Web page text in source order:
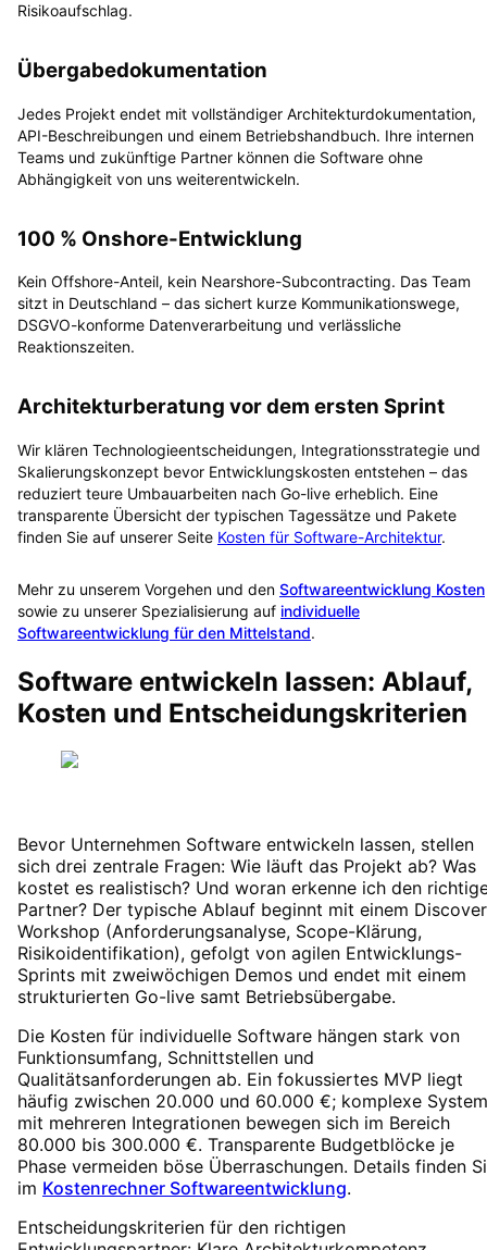
Risikoaufschlag.
Übergabedokumentation
Jedes Projekt endet mit vollständiger Architekturdokumentation,
API-Beschreibungen und einem Betriebshandbuch. Ihre internen
Teams und zukünftige Partner können die Software ohne
Abhängigkeit von uns weiterentwickeln.
100 % Onshore-Entwicklung
Kein Offshore-Anteil, kein Nearshore-Subcontracting. Das Team
sitzt in Deutschland – das sichert kurze Kommunikationswege,
DSGVO-konforme Datenverarbeitung und verlässliche
Reaktionszeiten.
Architekturberatung vor dem ersten Sprint
Wir klären Technologieentscheidungen, Integrationsstrategie und
Skalierungskonzept bevor Entwicklungskosten entstehen – das
reduziert teure Umbauarbeiten nach Go-live erheblich. Eine
transparente Übersicht der typischen Tagessätze und Pakete
finden Sie auf unserer Seite Kosten für Software-Architektur.
Mehr zu unserem Vorgehen und den Softwareentwicklung Kosten
sowie zu unserer Spezialisierung auf individuelle
Softwareentwicklung für den Mittelstand.
Software entwickeln lassen: Ablauf,
Kosten und Entscheidungskriterien
Bevor Unternehmen Software entwickeln lassen, stellen
sich drei zentrale Fragen: Wie läuft das Projekt ab? Was
kostet es realistisch? Und woran erkenne ich den
Partner? Der typische Ablauf beginnt mit einem
Workshop (Anforderungsanalyse, Scope-Klärung,
Risikoidentifikation), gefolgt von agilen Entwicklungs-
Sprints mit zweiwöchigen Demos und endet mit einem
strukturierten Go-live samt Betriebsübergabe.
Die Kosten für individuelle Software hängen stark von
Funktionsumfang, Schnittstellen und
Qualitätsanforderungen ab. Ein fokussiertes MVP liegt
häufig zwischen 20.000 und 60.000 €; komplexe
mit mehreren Integrationen bewegen sich im Bereich
80.000 bis 300.000 €. Transparente Budgetblöcke je
Phase vermeiden böse Überraschungen. Details finden
im Kostenrechner Softwareentwicklung.
Entscheidungskriterien für den richtigen